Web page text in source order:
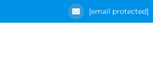
[email protected]